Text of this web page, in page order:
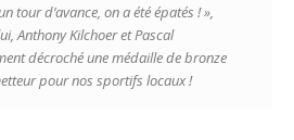
tour d’avance, on a été épatés ! »,
Anthony Kilchoer et Pascal
décroché une médaille de bronze
pour nos sportifs locaux !